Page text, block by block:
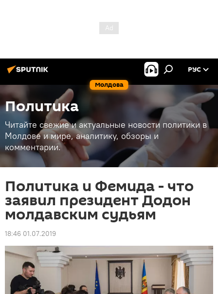
Молдова
РУС
Политика
Читайте свежие и актуальные новости политики в
Молдове и мире, аналитику, обзоры и
комментарии.
Политика и Фемида - что
заявил президент Додон
молдавским судьям
18:46 01.07.2019